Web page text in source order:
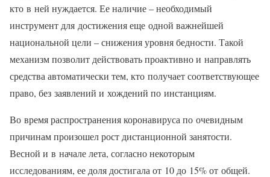
кто в ней нуждается. Ее наличие – необходимый
инструмент для достижения еще одной важнейшей
национальной цели – снижения уровня бедности. Такой
механизм позволит действовать проактивно и направлять
средства автоматически тем, кто получает соответствующее
право, без заявлений и хождений по инстанциям.
Во время распространения коронавируса по очевидным
причинам произошел рост дистанционной занятости.
Весной и в начале лета, согласно некоторым
исследованиям, ее доля достигала от 10 до 15% от общей.